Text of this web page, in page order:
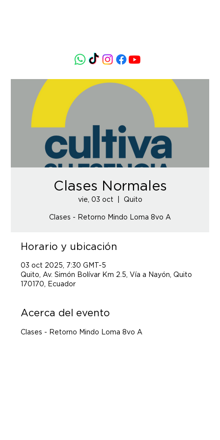
Clases Normales
vie, 03 oct Quito
Clases - Retorno Mindo Loma 8vo A
Horario y ubicación
03 oct 2025, 7:30 GMT-5
Quito, Av. Simón Bolívar Km 2.5, Vía a Nayón, Quito
170170, Ecuador
Acerca del evento
Clases - Retorno Mindo Loma 8vo A